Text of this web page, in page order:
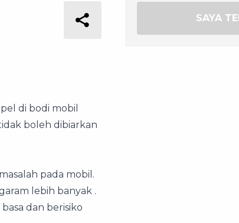
di bodi mobil
boleh dibiarkan
pada mobil.
lebih banyak .
dan berisiko
SAYA